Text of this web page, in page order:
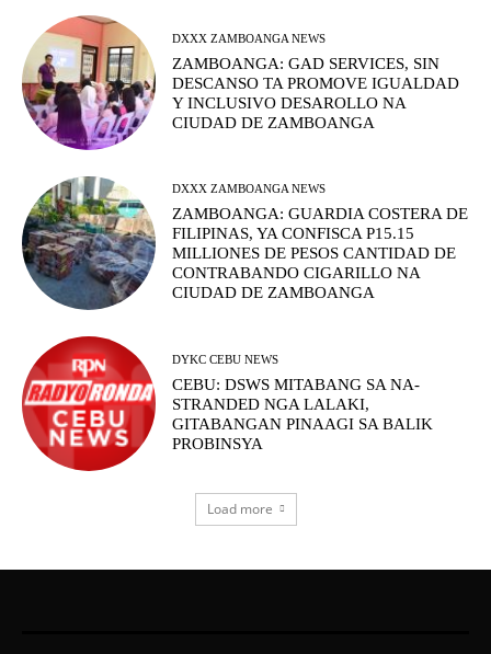
DXXX ZAMBOANGA NEWS
ZAMBOANGA: GAD SERVICES, SIN
DESCANSO TA PROMOVE IGUALDAD
Y INCLUSIVO DESAROLLO NA
CIUDAD DE ZAMBOANGA
DXXX ZAMBOANGA NEWS
ZAMBOANGA: GUARDIA COSTERA DE
FILIPINAS, YA CONFISCA P15.15
MILLIONES DE PESOS CANTIDAD DE
CONTRABANDO CIGARILLO NA
CIUDAD DE ZAMBOANGA
DYKC CEBU NEWS
CEBU: DSWS MITABANG SA NA-
STRANDED NGA LALAKI,
GITABANGAN PINAAGI SA BALIK
PROBINSYA
Load more